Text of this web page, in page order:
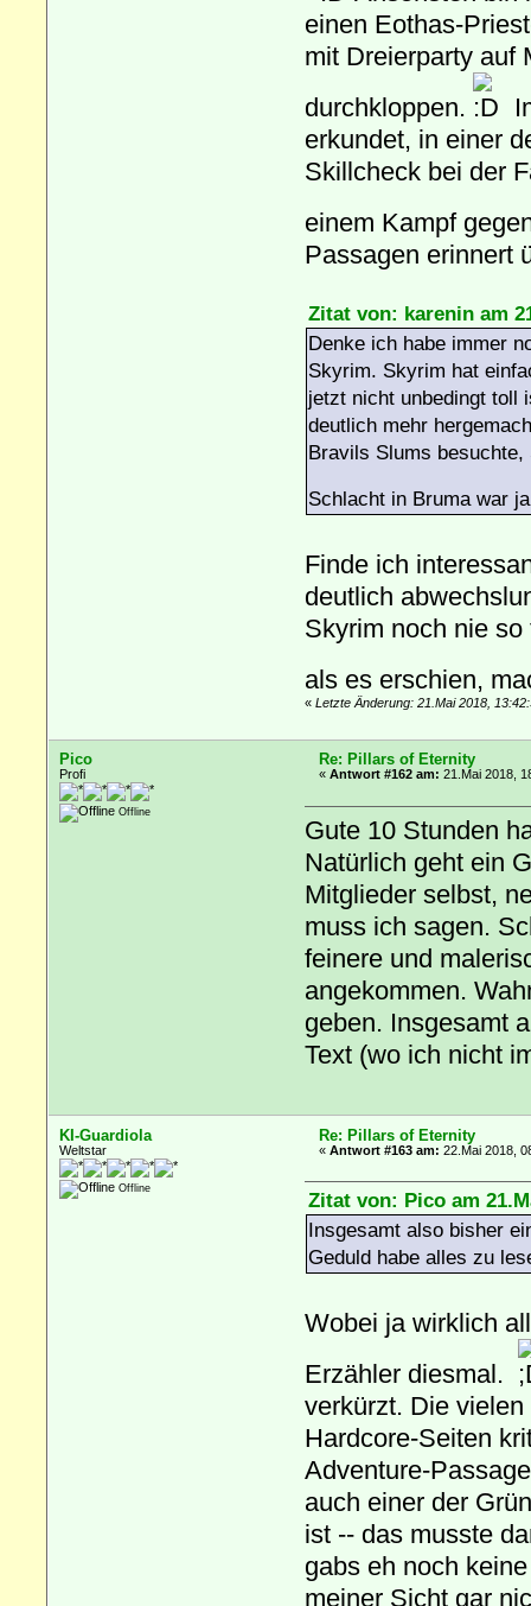
einen Eothas-
mit Dreierparty auf
durchkloppen.
erkundet, in einer
Skillcheck bei der
einem Kampf
Passagen erinnert
Zitat von: karenin am
Denke ich habe immer
Skyrim. Skyrim hat
jetzt nicht unbedingt toll
deutlich mehr
Bravils Slums
Schlacht in Bruma war
Finde ich
deutlich
Skyrim noch nie
als es erschien,
« Letzte Änderung: 21.Mai 2018,
Pico
Profi
Offline
Re: Pillars of Eternity
«Antwort #162 am: 21.Mai 2018,
Gute 10 Stunden
Natürlich geht ein
Mitglieder selbst,
muss ich sagen.
feinere und
angekommen.
geben. Insgesamt
Text (wo ich nicht
KI-Guardiola
Weltstar
Offline
Re: Pillars of Eternity
«Antwort #163 am: 22.Mai 2018,
Zitat von: Pico am
Insgesamt also bisher
Geduld habe alles zu
Wobei ja wirklich
Erzähler diesmal.
verkürzt. Die
Hardcore-Seiten
Adventure-
auch einer der
ist -- das musste
gabs eh noch
meiner Sicht gar